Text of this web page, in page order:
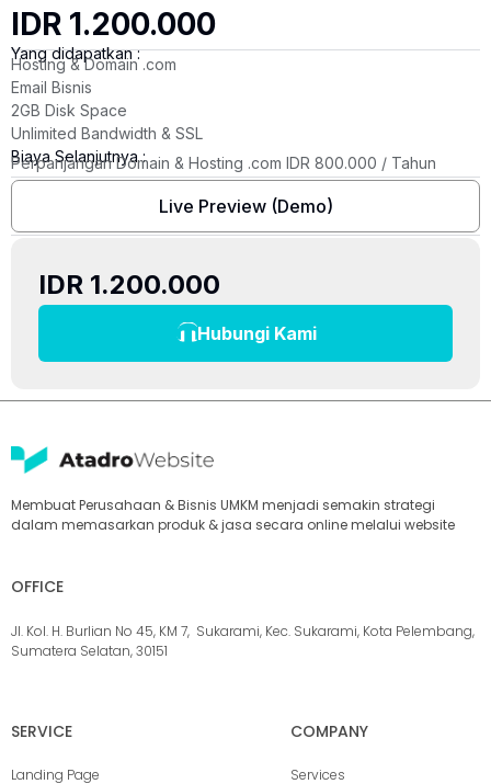
IDR 1.200.000
Yang didapatkan :
Hosting & Domain .com
Email Bisnis
2GB Disk Space
Unlimited Bandwidth & SSL
Biaya Selanjutnya :
Perpanjangan Domain & Hosting .com IDR 800.000 / Tahun
Live Preview (Demo)
IDR 1.200.000
Hubungi Kami
Membuat Perusahaan & Bisnis UMKM menjadi semakin strategi
dalam memasarkan produk & jasa secara online melalui website
OFFICE
Jl. Kol. H. Burlian No 45, KM 7, Sukarami, Kec. Sukarami, Kota Pelembang,
Sumatera Selatan, 30151
SERVICE
Landing Page
COMPANY
Services